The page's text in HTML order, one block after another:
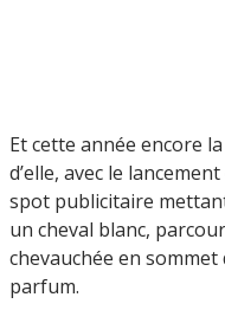
Et cette année encore
d’elle, avec le
spot publicitaire
un cheval blanc,
chevauchée en
parfum.